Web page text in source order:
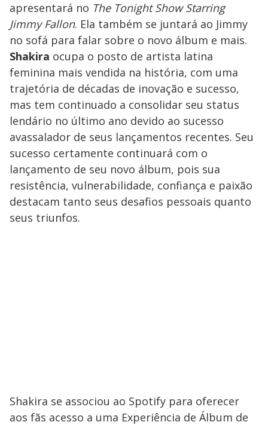
apresentará no The Tonight Show Starring
Jimmy Fallon. Ela também se juntará ao Jimmy
no sofá para falar sobre o novo álbum e mais.
Shakira ocupa o posto de artista latina
feminina mais vendida na história, com uma
trajetória de décadas de inovação e sucesso,
mas tem continuado a consolidar seu status
lendário no último ano devido ao sucesso
avassalador de seus lançamentos recentes. Seu
sucesso certamente continuará com o
lançamento de seu novo álbum, pois sua
resistência, vulnerabilidade, confiança e paixão
destacam tanto seus desafios pessoais quanto
seus triunfos.
Shakira se associou ao Spotify para oferecer
aos fãs acesso a uma Experiência de Álbum de